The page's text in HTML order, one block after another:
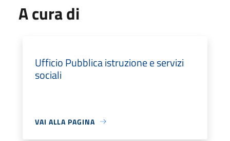
A cura di
Ufficio Pubblica istruzione e servizi
sociali
VAI ALLA PAGINA